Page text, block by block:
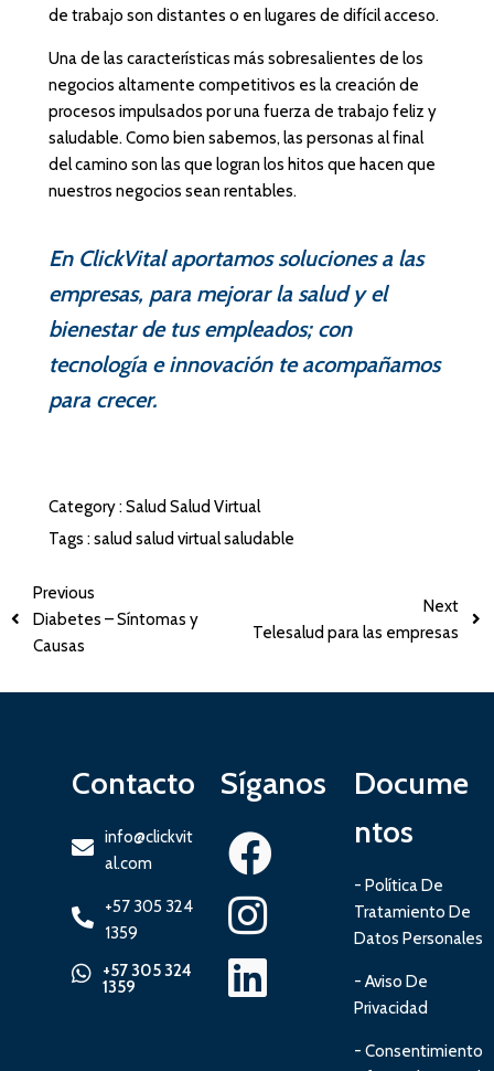
de trabajo son distantes o en lugares de difícil acceso.
Una de las características más sobresalientes de los
negocios altamente competitivos es la creación de
procesos impulsados por una fuerza de trabajo feliz y
saludable. Como bien sabemos, las personas al final
del camino son las que logran los hitos que hacen que
nuestros negocios sean rentables.
En ClickVital aportamos soluciones a las
empresas, para mejorar la salud y el
bienestar de tus empleados; con
tecnología e innovación te acompañamos
para crecer.
Category :Salud Salud Virtual
Tags :salud salud virtualsaludable
Previous
Diabetes – Síntomas y
Causas
Next
Telesalud para las empresas
Contacto
info@clickvit
al.com
+57 305 324
1359
+57 305 324
1359
Síganos
Docume
ntos
- Política De
Tratamiento De
Datos Personales
- Aviso De
Privacidad
- Consentimiento